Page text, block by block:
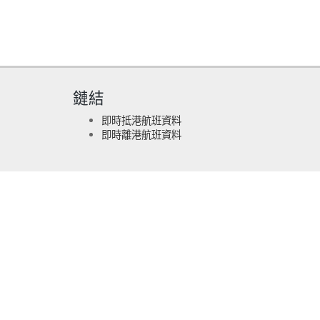
鏈結
即時抵港航班資料
即時離港航班資料